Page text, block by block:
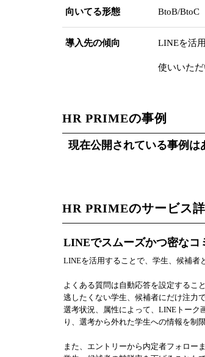
向いてる形態 BtoB/BtoC
導入先の傾向 LINEを活
使いいただ
HR PRIMEの事例
現在公開されている事例は
HR PRIMEのサービス
LINEでスムーズかつ密なコ
LINEを活用することで、学生、候補者
よくある質問は自動応答を設定するこ
逃したくない学生、候補者にだけ注力
選考状況、属性によって、LINEトーク
り、選考から外れた学生への情報を制
また、エントリーから内定者フォロー